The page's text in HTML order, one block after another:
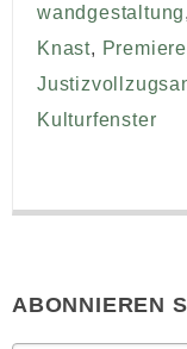
wandgestaltung,
Knast, Premiere
Kulturfenster
ABONNIEREN